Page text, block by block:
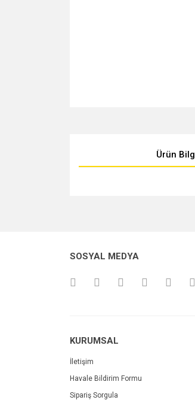
Ürün
Ürün açıklamasında eksik
SOSYAL MEDYA
KURUMSAL
İletişim
Havale Bildirim Formu
Sipariş Sorgula